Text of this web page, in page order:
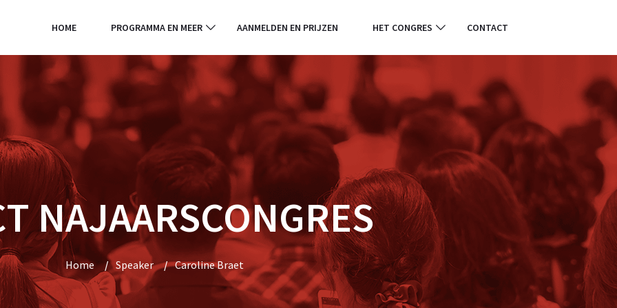
HOME PROGRAMMA EN MEER AANMELDEN EN PRIJZEN HET CONGRES CONTACT
NAJAARSCONGRES
Home / Speaker / Caroline Braet